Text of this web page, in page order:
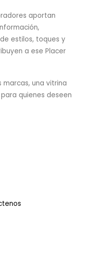
aportan
estilos, toques y
a ese Placer
una vitrina
quienes deseen